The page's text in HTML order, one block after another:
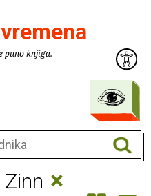
puno knjiga.
×